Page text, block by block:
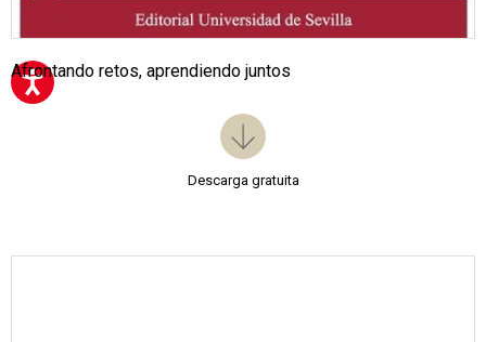
Afrontando retos, aprendiendo juntos
Descarga gratuita